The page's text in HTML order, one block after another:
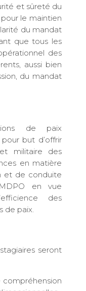
et sûreté du
le maintien
du mandat
que tous les
des
aussi bien
du mandat
de paix
but d’offrir
militaire des
en matière
et de conduite
en vue
des
de paix.
seront
compréhension